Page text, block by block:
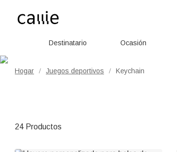
Destinatario Ocasión
Hogar / Juegos deportivos / Keychain
24 Productos